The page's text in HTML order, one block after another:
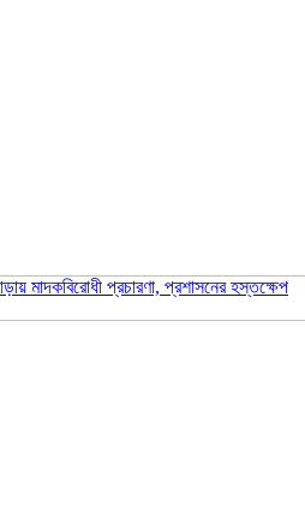
মাদকবিরোধী প্রচারণা, প্রশাসনের হস্তক্ষেপ